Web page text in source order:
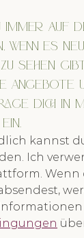
auf
wenn es
sehen
Angebote
dich in
kannst
Ich
Wenn